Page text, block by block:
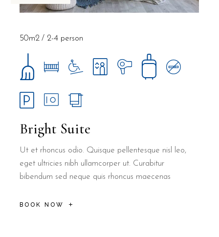
Bright Suite
Ut et rhoncus odio. Quisque pellentesque nisl leo,
eget ultricies nibh ullamcorper ut. Curabitur
bibendum sed neque quis rhoncus maecenas
BOOK NOW
50m2 2-4 person